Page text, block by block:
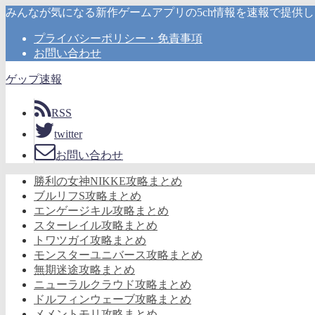
みんなが気になる新作ゲームアプリの5ch情報を速報で提供
プライバシーポリシー・免責事項
お問い合わせ
ゲップ速報
RSS
twitter
お問い合わせ
勝利の女神NIKKE攻略まとめ
ブルリフS攻略まとめ
エンゲージキル攻略まとめ
スターレイル攻略まとめ
トワツガイ攻略まとめ
モンスターユニバース攻略まとめ
無期迷途攻略まとめ
ニューラルクラウド攻略まとめ
ドルフィンウェーブ攻略まとめ